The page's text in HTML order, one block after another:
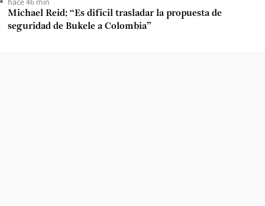
Michael Reid: “Es difícil trasladar la propuesta de
seguridad de Bukele a Colombia”